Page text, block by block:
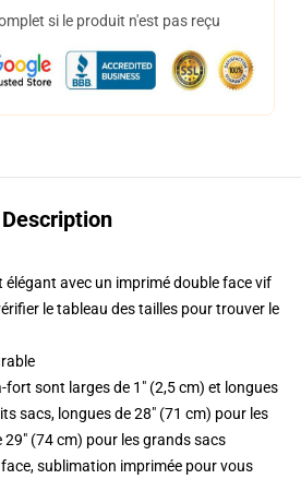
si le produit n'est pas reçu
Description
élégant avec un imprimé double face vif
le tableau des tailles pour trouver le
fort sont larges de 1" (2,5 cm) et longues
sacs, longues de 28" (71 cm) pour les
(74 cm) pour les grands sacs
sublimation imprimée pour vous